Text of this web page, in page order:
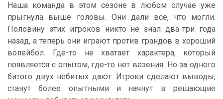
Наша команда в этом сезоне в любом случае уже
прыгнула выше головы. Они дали всё, что могли.
Половину этих игроков никто не знал два-три года
назад, а теперь они играют против грандов в хороший
волейбол. Где-то не хватает характера, который
появляется с опытом, где-то нет везения. Но за одного
битого двух небитых дают. Игроки сделают выводы,
станут более опытными и начнут в решающие